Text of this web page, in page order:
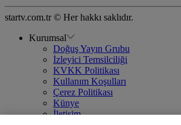
startv.com.tr © Her hakkı saklıdır.
Kurumsal
Doğuş Yayın Grubu
İzleyici Temsilciliği
KVKK Politikası
Kullanım Koşulları
Çerez Politikası
Künye
İletişim